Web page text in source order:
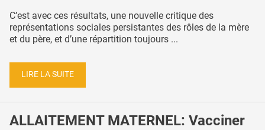
C’est avec ces résultats, une nouvelle critique des
représentations sociales persistantes des rôles de la mère
et du père, et d’une répartition toujours ...
LIRE LA SUITE
ALLAITEMENT MATERNEL: Vacciner